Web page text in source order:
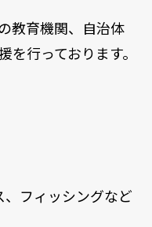
教育機関、自治体
行っております。
フィッシングなど